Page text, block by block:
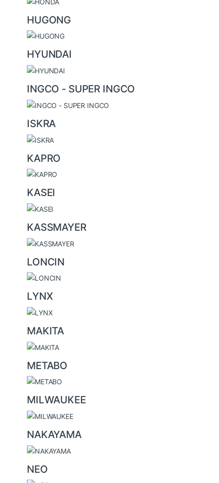
HUGONG
HYUNDAI
INGCO - SUPER INGCO
ISKRA
KAPRO
KASEI
KASSMAYER
LONCIN
LYNX
MAKITA
METABO
MILWAUKEE
NAKAYAMA
NEO